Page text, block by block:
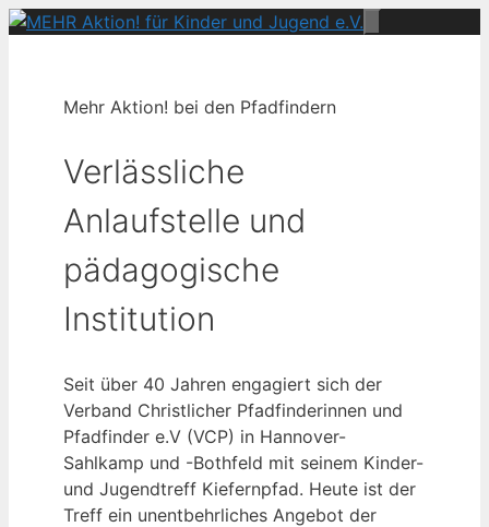
Zum
Menü
Mehr Aktion! bei den Pfadfindern
Verlässliche
Anlaufstelle und
pädagogische
Institution
Seit über 40 Jahren engagiert sich der
Verband Christlicher Pfadfinderinnen und
Pfadfinder e.V (VCP) in Hannover-
Sahlkamp und -Bothfeld mit seinem Kinder-
und Jugendtreff Kiefernpfad. Heute ist der
Treff ein unentbehrliches Angebot der